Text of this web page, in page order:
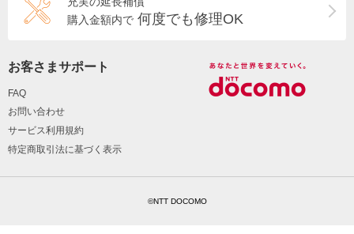
購入金額内で 何度でも修理OK
お客さまサポート
FAQ
お問い合わせ
サービス利用規約
特定商取引法に基づく表示
©NTT DOCOMO